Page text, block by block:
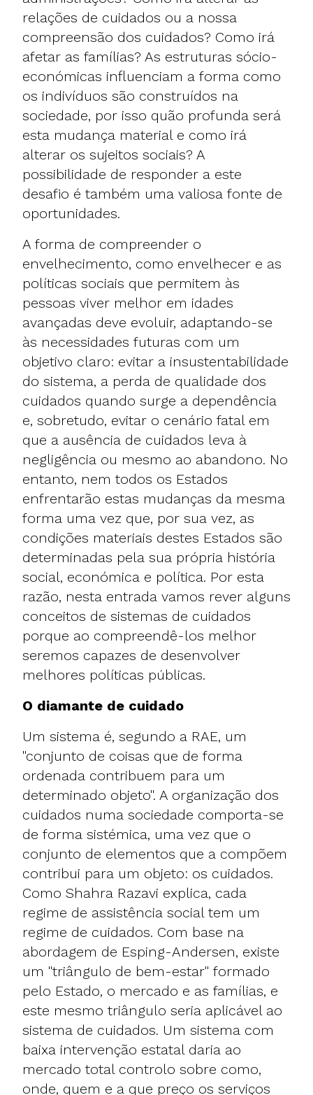
relações de cuidados ou a nossa
compreensão dos cuidados? Como irá
afetar as famílias? As estruturas sócio-
económicas influenciam a forma como
os indivíduos são construídos na
sociedade, por isso quão profunda será
esta mudança material e como irá
alterar os sujeitos sociais? A
possibilidade de responder a este
desafio é também uma valiosa fonte de
oportunidades.
A forma de compreender o
envelhecimento, como envelhecer e as
políticas sociais que permitem às
pessoas viver melhor em idades
avançadas deve evoluir, adaptando-se
às necessidades futuras com um
objetivo claro: evitar a insustentabilidade
do sistema, a perda de qualidade dos
cuidados quando surge a dependência
e, sobretudo, evitar o cenário fatal em
que a ausência de cuidados leva à
negligência ou mesmo ao abandono. No
entanto, nem todos os Estados
enfrentarão estas mudanças da mesma
forma uma vez que, por sua vez, as
condições materiais destes Estados são
determinadas pela sua própria história
social, económica e política. Por esta
razão, nesta entrada vamos rever alguns
conceitos de sistemas de cuidados
porque ao compreendê-los melhor
seremos capazes de desenvolver
melhores políticas públicas.
O diamante de cuidado
Um sistema é, segundo a RAE, um
"conjunto de coisas que de forma
ordenada contribuem para um
determinado objeto". A organização dos
cuidados numa sociedade comporta-se
de forma sistémica, uma vez que o
conjunto de elementos que a compõem
contribui para um objeto: os cuidados.
Como Shahra Razavi explica, cada
regime de assistência social tem um
regime de cuidados. Com base na
abordagem de Esping-Andersen, existe
um "triângulo de bem-estar" formado
pelo Estado, o mercado e as famílias, e
este mesmo triângulo seria aplicável ao
sistema de cuidados. Um sistema com
baixa intervenção estatal daria ao
mercado total controlo sobre como,
onde, quem e a que preço os serviços